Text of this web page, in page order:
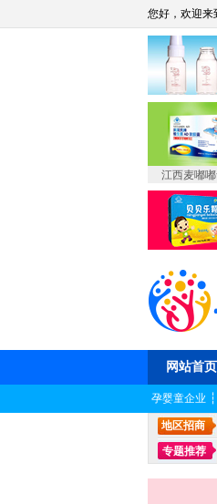
您好，欢迎来
江西麦嘟
网站首页
孕婴童企业 ┆
地区招商
专题推荐